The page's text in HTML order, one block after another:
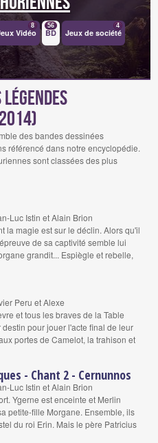
Vidéo
8
BD
56
Jeux de société
4
des bandes dessinées
référencé dans notre encyclopédie.
sont classées des plus
Luc Istin et Alain Brion
la magie est sur le déclin. Alors qu'il
de sa captivité semble lui
grandit... Espiègle et rebelle,
Peru et Alexe
et tous les braves de la Table
pour jouer l'acte final de leur
portes de Camelot, la trahison et
- Chant 2 - Cernunnos
Luc Istin et Alain Brion
Ygerne est enceinte et Merlin
petite-fille Morgane. Ensemble, ils
du roi Erin. Mais le père Patricius